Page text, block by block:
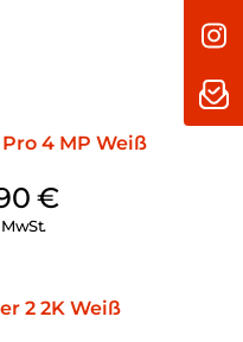
4 MP Weiß
€
2 2K Weiß